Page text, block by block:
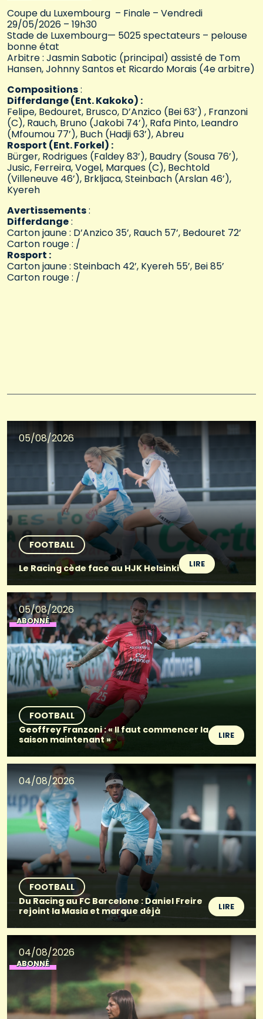
Coupe du Luxembourg – Finale – Vendredi
29/05/2026 – 19h30
Stade de Luxembourg— 5025 spectateurs – pelouse
bonne état
Arbitre : Jasmin Sabotic (principal) assisté de Tom
Hansen, Johnny Santos et Ricardo Morais (4e arbitre)
Compositions:
Differdange (Ent. Kakoko) :
Felipe, Bedouret, Brusco, D’Anzico (Bei 63’) , Franzoni
(C), Rauch, Bruno (Jakobi 74’), Rafa Pinto, Leandro
(Mfoumou 77’), Buch (Hadji 63’), Abreu
Rosport (Ent. Forkel) :
Bürger, Rodrigues (Faldey 83’), Baudry (Sousa 76’),
Jusic, Ferreira, Vogel, Marques (C), Bechtold
(Villeneuve 46’), Brkljaca, Steinbach (Arslan 46’),
Kyereh
Avertissements:
Differdange:
Carton jaune : D’Anzico 35’, Rauch 57’, Bedouret 72’
Carton rouge : /
Rosport :
Carton jaune : Steinbach 42’, Kyereh 55’, Bei 85’
Carton rouge : /
05/08/2026
FOOTBALL
Le Racing cède face au HJK Helsinki
LIRE
05/08/2026
ABONNÉ
FOOTBALL
Geoffrey Franzoni : « Il faut commencer la
saison maintenant »
LIRE
04/08/2026
FOOTBALL
Du Racing au FC Barcelone : Daniel Freire
rejoint la Masia et marque déjà
LIRE
04/08/2026
ABONNÉ